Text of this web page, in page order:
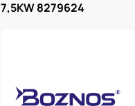
7,5KW 8279624